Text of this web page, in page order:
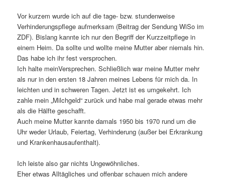
Vor kurzem wurde ich auf die tage- bzw. stundenweise
Verhinderungspflege aufmerksam (Beitrag der Sendung WiSo im
ZDF). Bislang kannte ich nur den Begriff der Kurzzeitpflege in
einem Heim. Da sollte und wollte meine Mutter aber niemals hin.
Das habe ich ihr fest versprochen.
Ich halte meinVersprechen. Schließlich war meine Mutter mehr
als nur in den ersten 18 Jahren meines Lebens für mich da. In
leichten und in schweren Tagen. Jetzt ist es umgekehrt. Ich
zahle mein „Milchgeld“ zurück und habe mal gerade etwas mehr
als die Hälfte geschafft.
Auch meine Mutter kannte damals 1950 bis 1970 rund um die
Uhr weder Urlaub, Feiertag, Verhinderung (außer bei Erkrankung
und Krankenhausaufenthalt).
Ich leiste also gar nichts Ungewöhnliches.
Eher etwas Alltägliches und offenbar schauen mich andere